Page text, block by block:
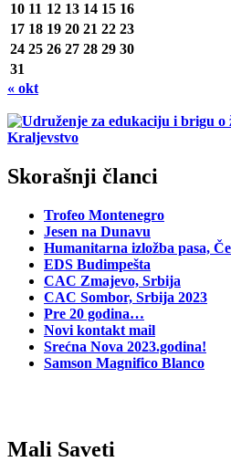
10 11 12 13 14 15 16
17 18 19 20 21 22 23
24 25 26 27 28 29 30
31
« okt
Skorašnji članci
Trofeo Montenegro
Jesen na Dunavu
Humanitarna izložba pasa,
EDS Budimpešta
CAC Zmajevo, Srbija
CAC Sombor, Srbija 2023
Pre 20 godina…
Novi kontakt mail
Srećna Nova 2023.godina!
Samson Magnifico Blanco
Mali Saveti